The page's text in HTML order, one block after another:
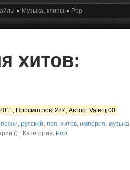
» Музыка, клипы » Pop
хитов:
Просмотров: 287, Автор: Valerijj00
песни, русский, поп, хитов, империя, музыка
() | Категория: Pop